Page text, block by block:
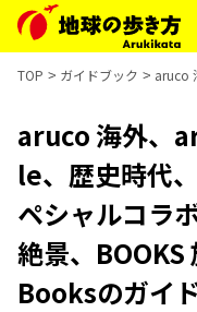
TOP ガイドブック aruco
aruco 海外、
le、歴史時代
ペシャルコラ
絶景、BOOKS
Booksのガイ